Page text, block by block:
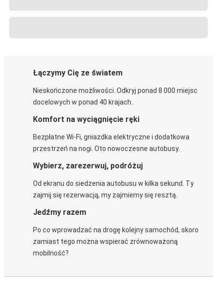
Łączymy Cię ze światem
Nieskończone możliwości. Odkryj ponad 8 000 miejsc
docelowych w ponad 40 krajach.
Komfort na wyciągnięcie ręki
Bezpłatne Wi-Fi, gniazdka elektryczne i dodatkowa
przestrzeń na nogi. Oto nowoczesne autobusy.
Wybierz, zarezerwuj, podróżuj
Od ekranu do siedzenia autobusu w kilka sekund. Ty
zajmij się rezerwacją, my zajmiemy się resztą.
Jedźmy razem
Po co wprowadzać na drogę kolejny samochód, skoro
zamiast tego można wspierać zrównoważoną
mobilność?